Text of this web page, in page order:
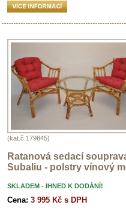
(kat.č.179845)
Ratanová sedací
Subaliu - polstry vínový
SKLADEM - IHNED K DODÁNÍ!
Cena: 3 995 Kč s DPH